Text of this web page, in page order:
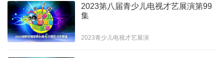
2023第八届青少儿电视才艺展演第99
集
2023青少儿电视才艺展演